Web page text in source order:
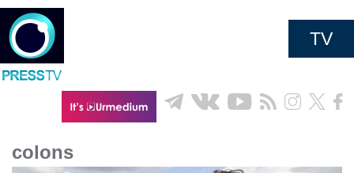
TV
colons